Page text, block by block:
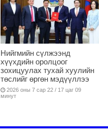
Нийгмийн сүлжээнд
хүүхдийн оролцоог
зохицуулах тухай хуулийн
төслийг өргөн мэдүүллээ
2026 оны 7 сар 22 / 17 цаг 09
минут